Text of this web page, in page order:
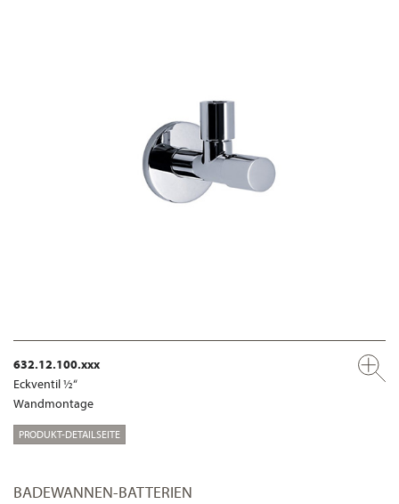
632.12.100.xxx
Eckventil ½“
Wandmontage
PRODUKT-DETAILSEITE
BADEWANNEN-BATTERIEN